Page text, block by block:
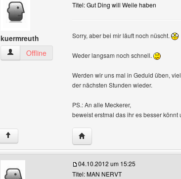
kuermreuth
kuermreuth Benutzer-Profile anzeigen
Offline
Titel: Gut Ding will Weile haben
Sorry, aber bei mir läuft noch nüscht.
Weder langsam noch schnell.
Werden wir uns mal in Geduld üben,
der nächsten Stunden wieder.
PS.: An alle Meckerer,
beweist erstmal das ihr es besser
↑ Website dieses Benutzers
04.10.2012 um 15:25
Titel: MAN NERVT